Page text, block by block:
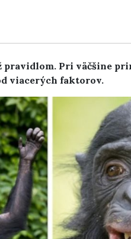
pravidlom. Pri väčšine
viacerých faktorov.